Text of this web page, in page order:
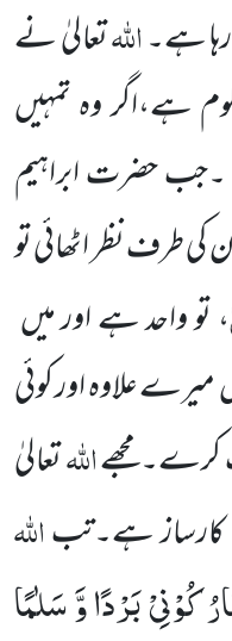
رہا ہے۔اللہتعالیٰ نے
ہے،اگر وہ تمہیں
۔جب حضرتابراہیم
طرف نظر اٹھائی تو
، تو واحد ہے اور میں
میرے علاوہ اور کوئی
کرے۔مجھےاللہتعالیٰ
کارساز ہے۔تباللہ
كُوْنِیْ بَرْدًا وَّ سَلٰمًا